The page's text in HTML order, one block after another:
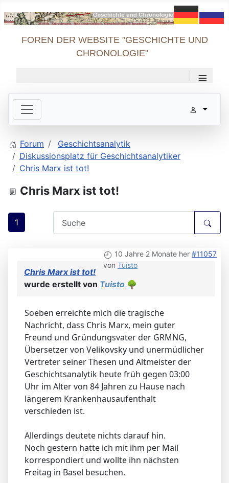
FOREN DER WEBSITE "GESCHICHTE UND
CHRONOLOGIE"
≡
Forum
Geschichtsanalytik
Diskussionsplatz für Geschichtsanalytiker
Chris Marx ist tot!
Chris Marx ist tot!
1
10 Jahre 2 Monate her #11057
von Tuisto
Chris Marx ist tot!
wurde erstellt von Tuisto 🌳
Soeben erreichte mich die tragische
Nachricht, dass Chris Marx, mein guter
Freund und Gründungsvater der GRMNG,
Übersetzer von Velikovsky und unermüdlicher
Vertreter seiner Thesen und Altmeister der
Geschichtsanalytik heute früh gegen 03:00
Uhr im Alter von 84 Jahren zu Hause nach
längerem Krankenhausaufenthalt
verschieden ist.
Allerdings deutete nichts darauf hin.
Noch gestern hatte ich mit ihm per Mail
korrespondiert und wollte ihn nächsten
Freitag in Basel besuchen.